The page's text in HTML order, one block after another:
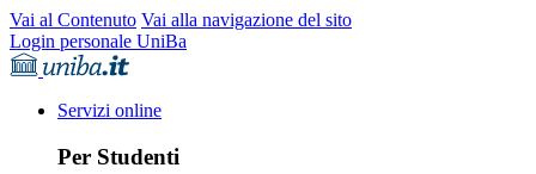
Vai al Contenuto Vai alla navigazione del sito
Login personale UniBa
Servizi online
Per Studenti